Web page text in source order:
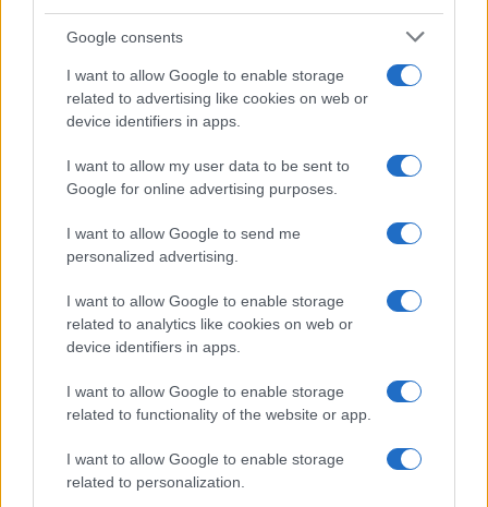
Google consents
I want to allow Google to enable storage
related to advertising like cookies on web or
device identifiers in apps.
I want to allow my user data to be sent to
Google for online advertising purposes.
I want to allow Google to send me
personalized advertising.
I want to allow Google to enable storage
related to analytics like cookies on web or
device identifiers in apps.
I want to allow Google to enable storage
related to functionality of the website or app.
I want to allow Google to enable storage
related to personalization.
Juliette Bernard · 3 Août 2026
La Fifa renonce à l’ouverture aux investisseurs privés
Thomas Lefevre · 1 Août 2026
COTATIONS CRYPTO